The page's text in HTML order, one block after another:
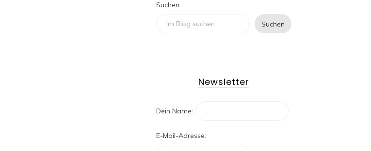
Suchen
Suchen
Newsletter
Dein Name:
E-Mail-Adresse: